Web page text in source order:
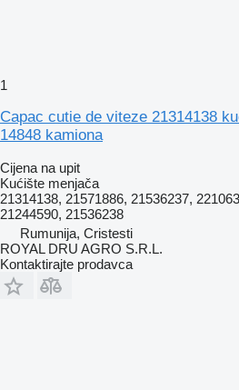
1
Capac cutie de viteze 21314138
14848 kamiona
Cijena na upit
Kućište menjača
21314138, 21571886, 21536237,
21244590, 21536238
Rumunija, Cristesti
ROYAL DRU AGRO S.R.L.
Kontaktirajte prodavca